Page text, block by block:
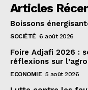
Articles
Boissons
SOCIÉTÉ 6 août 2026
Foire Adjafi 2026 :
réflexions sur
ECONOMIE 5 août 2026